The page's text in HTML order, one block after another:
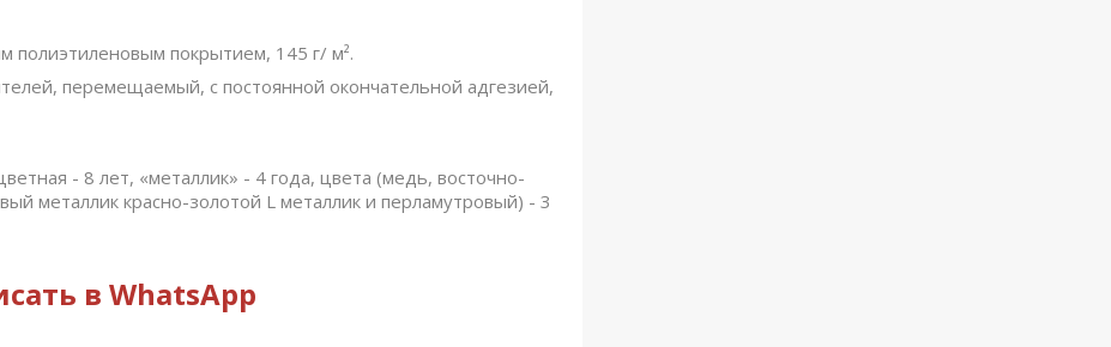
полиэтиленовым покрытием, 145 г/ м².
перемещаемый, с постоянной окончательной адгезией,
- 8 лет, «металлик» - 4 года, цвета (медь, восточно-
металлик красно-золотoй L металлик и перламутровый) - 3
в WhatsApp